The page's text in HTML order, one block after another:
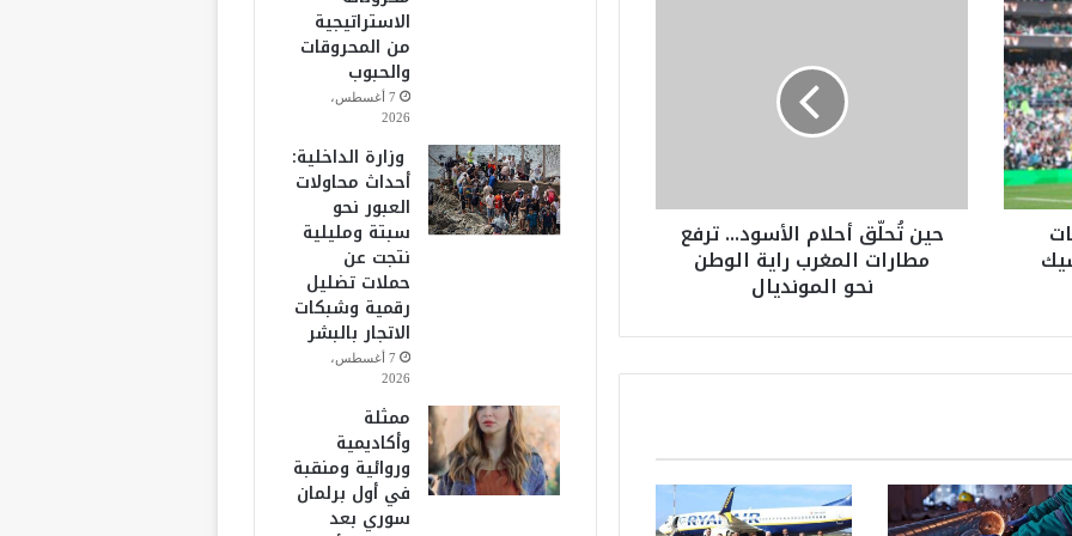
ح
ل
.
.
.
حين تُحلّق أحلام الأسود... ترفع
مطارات المغرب راية الوطن
نحو المونديال
الاستراتيجية
من المحروقات
والحبوب
7 أغسطس،
2026
وزارة الداخلية:
أحداث محاولات
العبور نحو
سبتة ومليلية
نتجت عن
حملات تضليل
رقمية وشبكات
الاتجار بالبشر
7 أغسطس،
2026
ممثلة
وأكاديمية
وروائية ومنقبة
في أول برلمان
سوري بعد